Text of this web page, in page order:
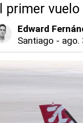
primer
Edward
Santiago - ago.